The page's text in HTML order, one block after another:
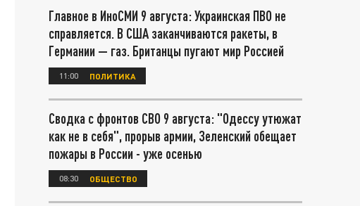
Главное в ИноСМИ 9 августа: Украинская ПВО не
справляется. В США заканчиваются ракеты, в
Германии — газ. Британцы пугают мир Россией
11:00 ПОЛИТИКА
Сводка с фронтов СВО 9 августа: "Одессу утюжат
как не в себя", прорыв армии, Зеленский обещает
пожары в России - уже осенью
08:30 ОБЩЕСТВО